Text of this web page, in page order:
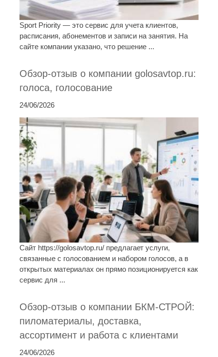
Sport Priority — это сервис для учета клиентов,
расписания, абонементов и записи на занятия. На
сайте компании указано, что решение ...
Обзор-отзыв о компании golosavtop.ru:
голоса, голосование
24/06/2026
Сайт https://golosavtop.ru/ предлагает услуги,
связанные с голосованием и набором голосов, а в
открытых материалах он прямо позиционируется как
сервис для ...
Обзор-отзыв о компании БКМ-СТРОЙ:
пиломатериалы, доставка,
ассортимент и работа с клиентами
24/06/2026